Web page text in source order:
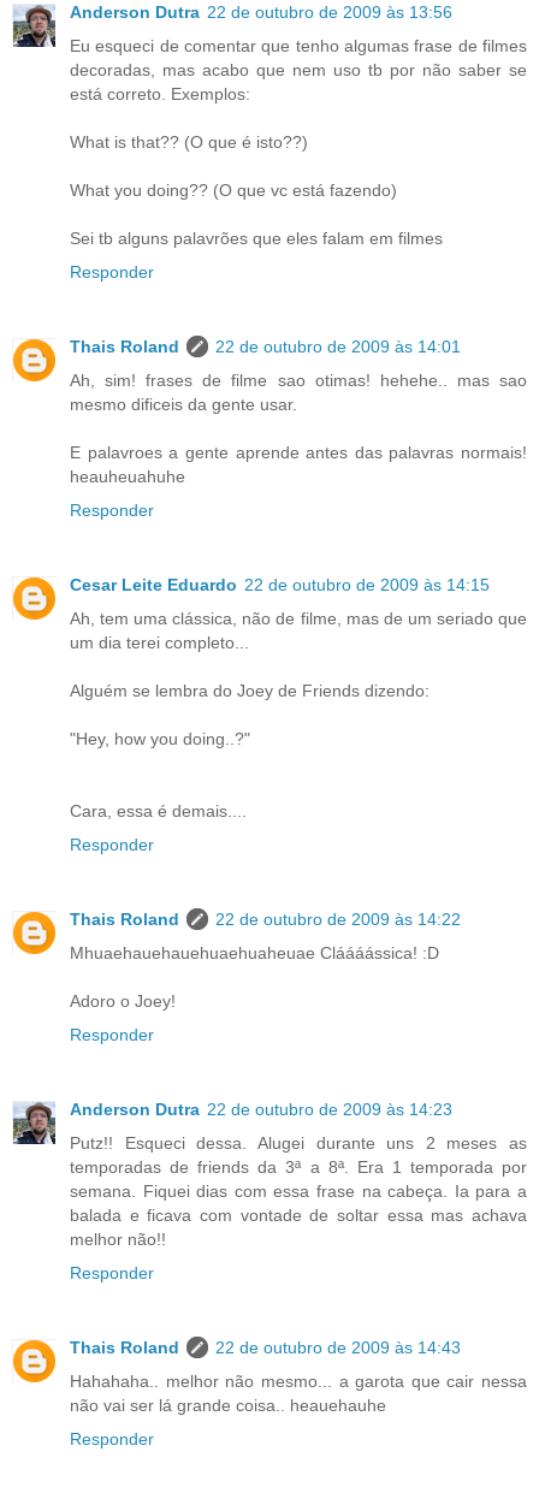
Anderson Dutra 22 de outubro de 2009 às 13:56
Eu esqueci de comentar que tenho algumas frase de filmes
decoradas, mas acabo que nem uso tb por não saber se
está correto. Exemplos:
What is that?? (O que é isto??)
What you doing?? (O que vc está fazendo)
Sei tb alguns palavrões que eles falam em filmes
Responder
Thais Roland
22 de outubro de 2009 às 14:01
Ah, sim! frases de filme sao otimas! hehehe.. mas sao
mesmo dificeis da gente usar.
E palavroes a gente aprende antes das palavras normais!
heauheuahuhe
Responder
Cesar Leite Eduardo 22 de outubro de 2009 às 14:15
Ah, tem uma clássica, não de filme, mas de um seriado que
um dia terei completo...
Alguém se lembra do Joey de Friends dizendo:
"Hey, how you doing..?"
Cara, essa é demais....
Responder
Thais Roland
22 de outubro de 2009 às 14:22
Mhuaehauehauehuaehuaheuae Cláááássica! :D
Adoro o Joey!
Responder
Anderson Dutra 22 de outubro de 2009 às 14:23
Putz!! Esqueci dessa. Alugei durante uns 2 meses as
temporadas de friends da 3ª a 8ª. Era 1 temporada por
semana. Fiquei dias com essa frase na cabeça. Ia para a
balada e ficava com vontade de soltar essa mas achava
melhor não!!
Responder
Thais Roland
22 de outubro de 2009 às 14:43
Hahahaha.. melhor não mesmo... a garota que cair nessa
não vai ser lá grande coisa.. heauehauhe
Responder